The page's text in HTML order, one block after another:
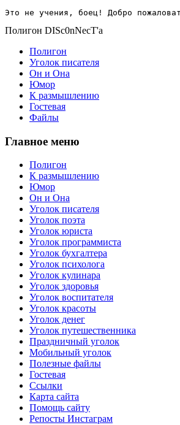
Это не учения, боец! Добро
Полигон DISc0nNecT'a
Полигон
Уголок писателя
Он и Она
Юмор
К размышлению
Гостевая
Файлы
Главное меню
Полигон
К размышлению
Юмор
Он и Она
Уголок писателя
Уголок поэта
Уголок юриста
Уголок программиста
Уголок бухгалтера
Уголок психолога
Уголок кулинара
Уголок здоровья
Уголок воспитателя
Уголок красоты
Уголок денег
Уголок путешественника
Праздничный уголок
Мобильный уголок
Полезные файлы
Гостевая
Ссылки
Карта сайта
Помощь сайту
Репосты Инстаграм